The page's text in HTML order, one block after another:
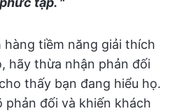
hàng tiềm năng giải thích
hãy thừa nhận phản đối
thấy bạn đang hiểu họ.
phản đối và khiến khách